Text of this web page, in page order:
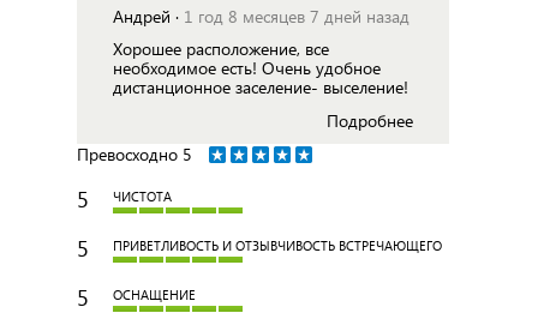
Андрей · 1 год 8 месяцев 7 дней назад
Хорошее расположение, все
необходимое есть! Очень удобное
дистанционное заселение- выселение!
Подробнее
Превосходно 5
5 ЧИСТОТА
5 ПРИВЕТЛИВОСТЬ И ОТЗЫВЧИВОСТЬ ВСТРЕЧАЮЩЕГО
5 ОСНАЩЕНИЕ